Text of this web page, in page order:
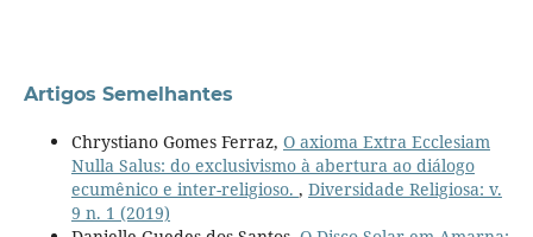
Artigos Semelhantes
Chrystiano Gomes Ferraz, O axioma Extra Ecclesiam
Nulla Salus: do exclusivismo à abertura ao diálogo
ecumênico e inter-religioso. , Diversidade Religiosa: v.
9 n. 1 (2019)